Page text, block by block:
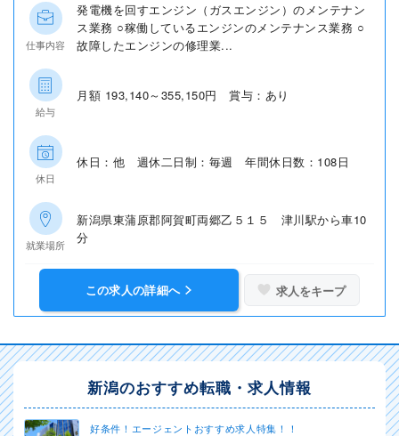
仕事内容
発電機を回すエンジン（ガスエンジン）のメンテナン
ス業務 ○稼働しているエンジンのメンテナンス業務 ○
故障したエンジンの修理業...
給与
月額 193,140～355,150円 賞与：あり
休日
休日：他 週休二日制：毎週 年間休日数：108日
就業場所
新潟県東蒲原郡阿賀町両郷乙５１５ 津川駅から車10
分
この求人の詳細へ 求人をキープ
新潟のおすすめ転職・求人情報
好条件！エージェントおすすめ求人特集！！